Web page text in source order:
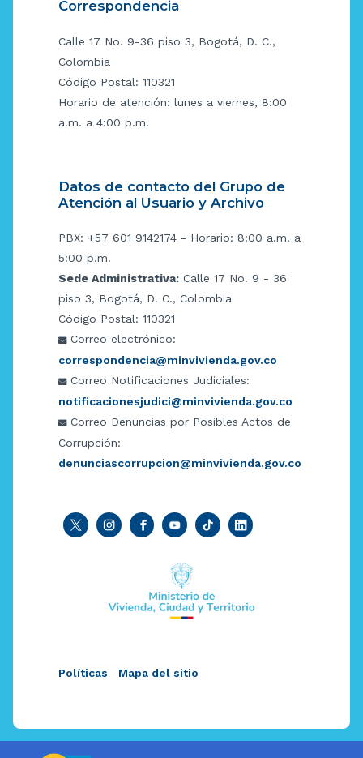
Correspondencia
Calle 17 No. 9-36 piso 3, Bogotá, D. C.,
Colombia
Código Postal: 110321
Horario de atención: lunes a viernes, 8:00
a.m. a 4:00 p.m.
Datos de contacto del Grupo de
Atención al Usuario y Archivo
PBX: +57 601 9142174 - Horario: 8:00 a.m. a
5:00 p.m.
Sede Administrativa: Calle 17 No. 9 - 36
piso 3, Bogotá, D. C., Colombia
Código Postal: 110321
Correo electrónico:
correspondencia@minvivienda.gov.co
Correo Notificaciones Judiciales:
notificacionesjudici@minvivienda.gov.co
Correo Denuncias por Posibles Actos de
Corrupción:
denunciascorrupcion@minvivienda.gov.co
Políticas Mapa del sitio